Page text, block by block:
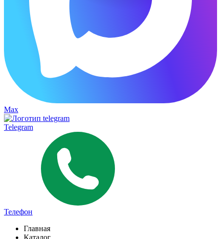
Max
Telegram
Телефон
Главная
Каталог